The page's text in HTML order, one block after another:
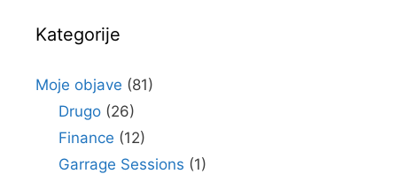
Kategorije
Moje objave (81)
Drugo(26)
Finance (12)
Garrage Sessions (1)